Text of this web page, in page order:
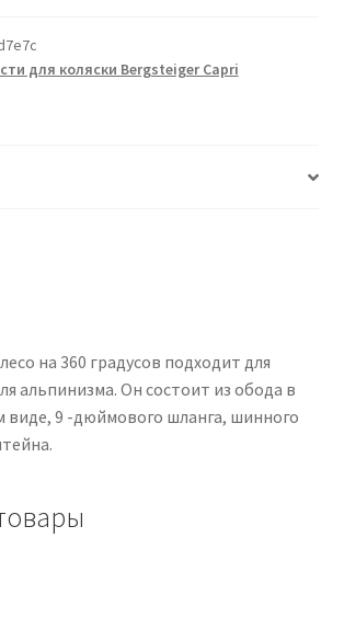
для коляски Bergsteiger Capri
на 360 градусов подходит для
альпинизма. Он состоит из обода в
виде, 9 -дюймового шланга, шинного